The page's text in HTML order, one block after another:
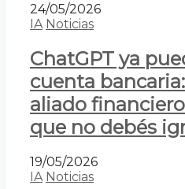
24/05/2026
IA Noticias
ChatGPT ya
cuenta
aliado
que no debés
19/05/2026
IA Noticias